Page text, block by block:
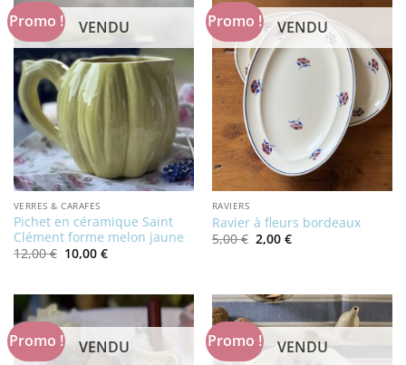
Promo ! VENDU
VERRES & CARAFES
Pichet en céramique Saint
Clément forme melon jaune
12,00€ Le
prix
12,00 €.
10,00 €Le
10,00 €.
Promo ! VENDU
RAVIERS
Ravier à fleurs bordeaux
5,00€ Le
prix
2,00 €Le
prix
Promo ! VENDU Promo ! VENDU